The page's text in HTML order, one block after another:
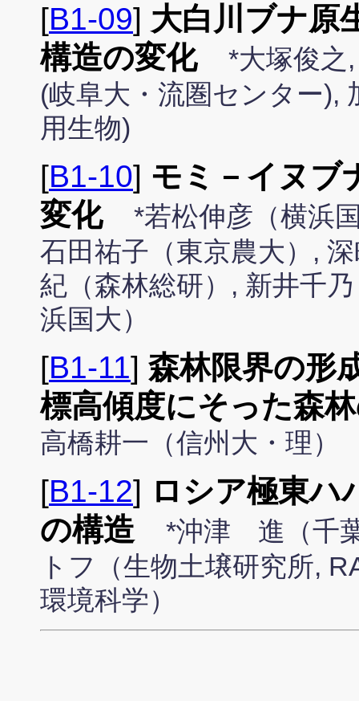
[B1-09] 大白川ブナ原
構造の変化
*大塚俊之
(岐阜大・流圏センター),
用生物)
[B1-10] モミ－イヌブ
変化
*若松伸彦（横浜
石田祐子（東京農大）,
紀（森林総研）, 新井千
浜国大）
[B1-11] 森林限界の形
標高傾度にそった森
高橋耕一（信州大・理）
[B1-12] ロシア極東ハ
の構造
*沖津 進（千
トフ（生物土壌研究所,
環境科学）